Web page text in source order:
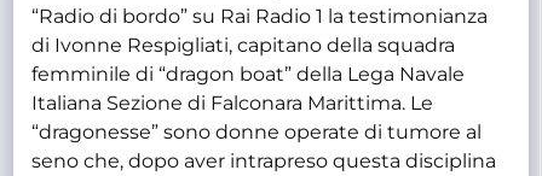
“Radio di bordo” su Rai Radio 1 la testimonianza
di Ivonne Respigliati, capitano della squadra
femminile di “dragon boat” della Lega Navale
Italiana Sezione di Falconara Marittima. Le
“dragonesse” sono donne operate di tumore al
seno che, dopo aver intrapreso questa disciplina